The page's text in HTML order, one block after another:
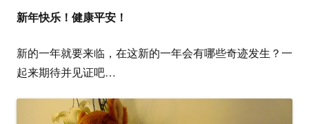
新年快乐！健康平安！
新的一年就要来临，在这新的一年会有哪些奇迹发生？一
起来期待并见证吧…